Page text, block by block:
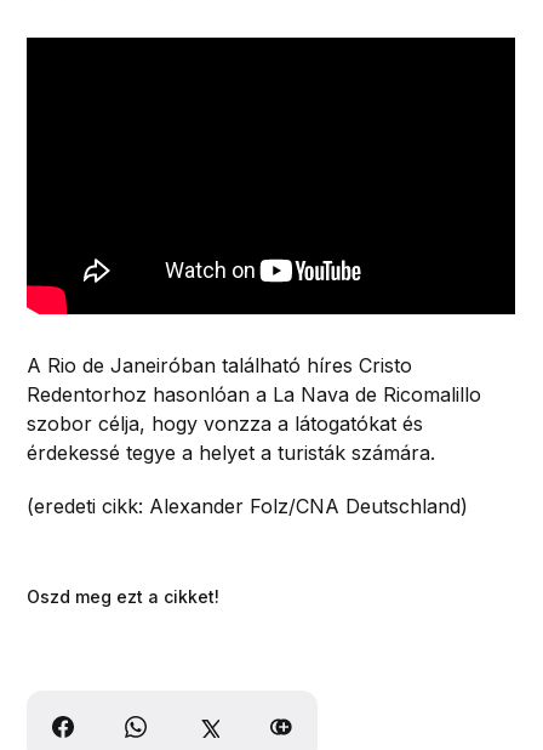
A Rio de Janeiróban található híres Cristo
Redentorhoz hasonlóan a La Nava de Ricomalillo
szobor célja, hogy vonzza a látogatókat és
érdekessé tegye a helyet a turisták számára.
(eredeti cikk: Alexander Folz/CNA Deutschland)
Oszd meg ezt a cikket!